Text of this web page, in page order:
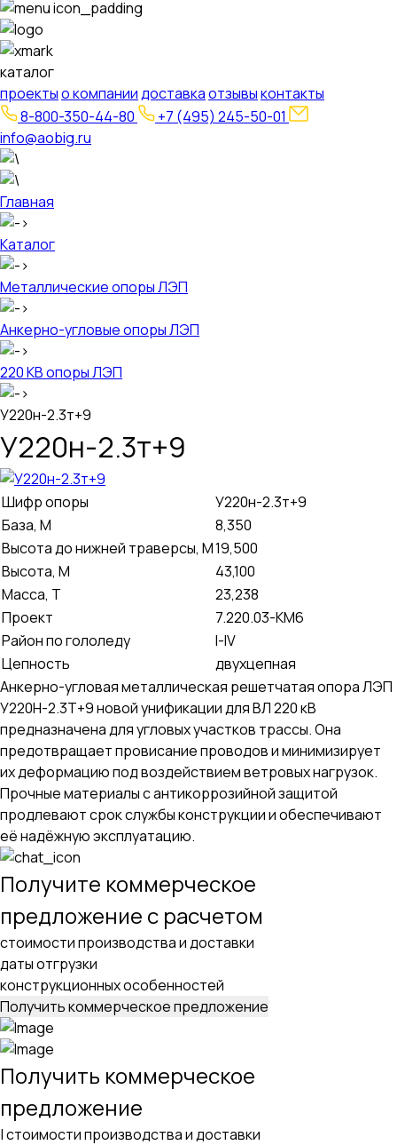
каталог
проектыо компаниидоставкаотзывыконтакты
8-800-350-44-80
+7 (495) 245-50-01
info@aobig.ru
Главная
Каталог
Металлические опоры ЛЭП
Анкерно-угловые опоры ЛЭП
220 КВ опоры ЛЭП
У220н-2.3т+9
У220н-2.3т+9
Шифр опоры
У220н-2.3т+9
База, М
8,350
Высота до нижней траверсы, М19,500
Высота, М
43,100
Масса, Т
23,238
Проект
7.220.03-КМ6
Район по гололеду
I-IV
Цепность
двухцепная
Анкерно-угловая металлическая решетчатая опора ЛЭП
У220Н-2.3Т+9 новой унификации для ВЛ 220 кВ
предназначена для угловых участков трассы. Она
предотвращает провисание проводов и минимизирует
их деформацию под воздействием ветровых нагрузок.
Прочные материалы с антикоррозийной защитой
продлевают срок службы конструкции и обеспечивают
её надёжную эксплуатацию.
Получите коммерческое
предложение с расчетом
стоимости производства и доставки
даты отгрузки
конструкционных особенностей
Получить коммерческое предложение
Получить коммерческое
предложение
|стоимости производства и доставки